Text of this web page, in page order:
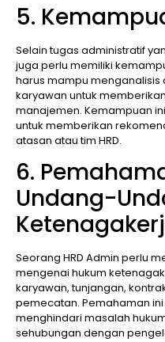
5.
Selain tugas administratif
juga perlu memiliki
harus mampu menganalisis
karyawan untuk
manajemen. Kemampuan
untuk memberikan
atasan atau tim HRD.
6.
Undang-
Seorang HRD Admin perlu
mengenai hukum
karyawan, tunjangan,
pemecatan. Pemahaman
menghindari masalah
sehubungan dengan